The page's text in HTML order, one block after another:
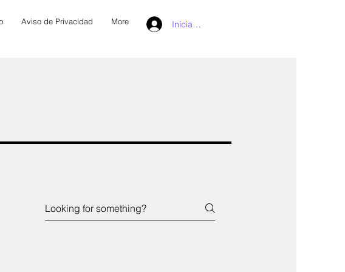
Aviso de Privacidad More Iniciar sesión